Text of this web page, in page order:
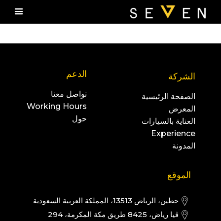
الشركة
الصفحة الرئيسية
المعرض
العناية بالسيارات
Experience
المدونة
الدعم
تواصل معنا
Working Hours
حول
الموقع
حطين، الرياض 13513، المملكة العربية السعودية
ڤيا رياض، 8425 طريق مكة المكرمة، 294